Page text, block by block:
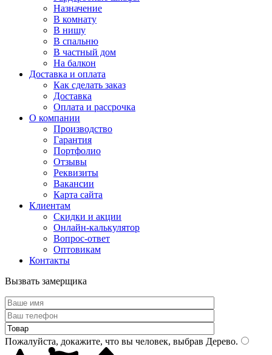
Назначение
В комнату
В нишу
В спальню
В частный дом
На балкон
Доставка и оплата
Как сделать заказ
Доставка
Оплата и рассрочка
О компании
Производство
Гарантия
Портфолио
Отзывы
Реквизиты
Вакансии
Карта сайта
Клиентам
Скидки и акции
Онлайн-калькулятор
Вопрос-ответ
Оптовикам
Контакты
Вызвать замерщика
Пожалуйста, докажите, что вы человек, выбрав Дерево.